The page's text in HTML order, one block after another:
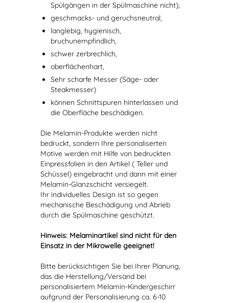
Spülgängen in der Spülmaschine nicht),
geschmacks- und geruchsneutral,
langlebig, hygienisch,
bruchunempfindlich,
schwer zerbrechlich,
oberflächenhart,
Sehr scharfe Messer (Säge- oder
Steakmesser)
können Schnittspuren hinterlassen und
die Oberfläche beschädigen.
Die Melamin-Produkte werden nicht
bedruckt, sondern Ihre personaliserten
Motive werden mit Hilfe von bedruckten
Einpressfolien in den Artikel ( Teller und
Schüssel) eingebracht und dann mit einer
Melamin-Glanzschicht versiegelt.
Ihr individuelles Design ist so gegen
mechanische Beschädigung und Abrieb
durch die Spülmaschine geschützt.
Hinweis: Melaminartikel sind nicht für den
Einsatz in der Mikrowelle geeignet!
Bitte berücksichtigen Sie bei Ihrer Planung,
das die Herstellung/Versand bei
personalisiertem Melamin-Kindergeschirr
aufgrund der Personalisierung ca. 6-10